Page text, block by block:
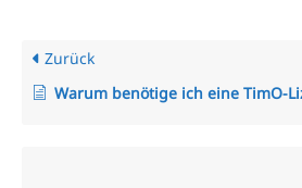
Zurück
Warum benötige ich eine TimO-Lizenz, wie hoch sind meine Lizenzkosten und